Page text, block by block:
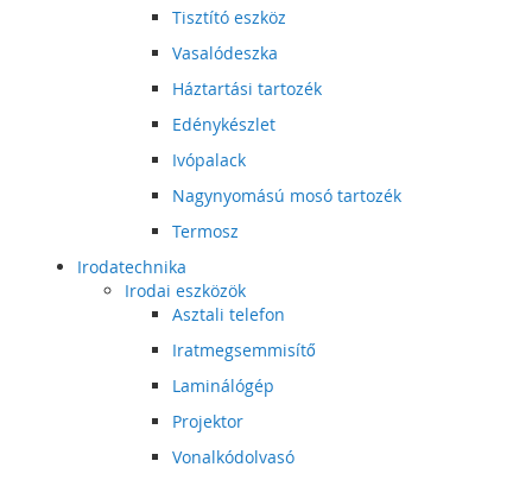
Tisztító eszköz
Vasalódeszka
Háztartási tartozék
Edénykészlet
Ivópalack
Nagynyomású mosó tartozék
Termosz
Irodatechnika
Irodai eszközök
Asztali telefon
Iratmegsemmisítő
Laminálógép
Projektor
Vonalkódolvasó